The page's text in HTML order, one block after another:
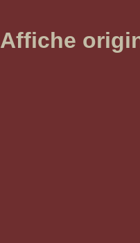
Affiche